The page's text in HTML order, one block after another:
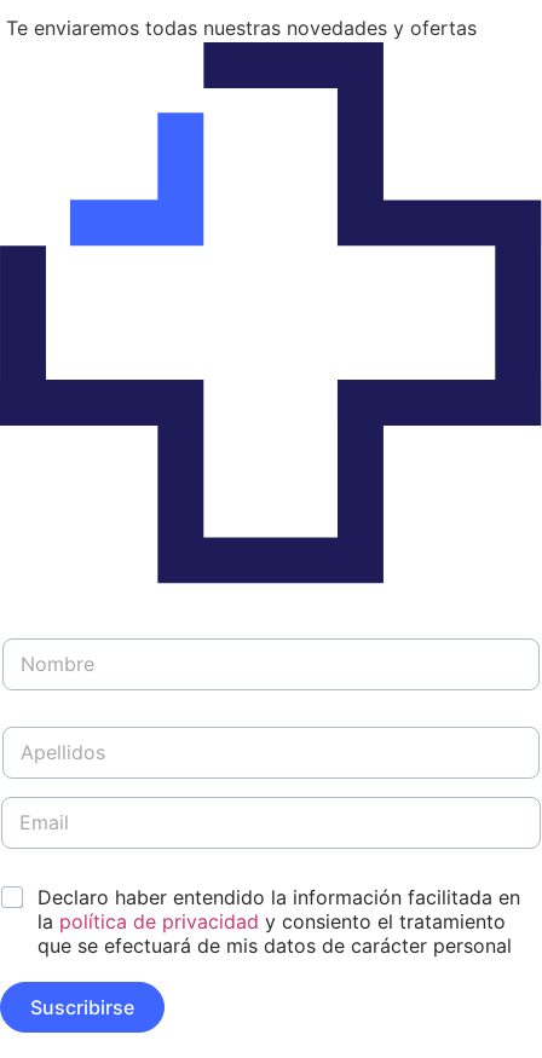
Te enviaremos todas nuestras novedades y ofertas
N
m
r
*
A
e
l
i
o
D
s
m
b
E
a
*
Declaro haber entendido la información facilitada en
la política de privacidad y consiento el tratamiento
que se efectuará de mis datos de carácter personal
Suscribirse